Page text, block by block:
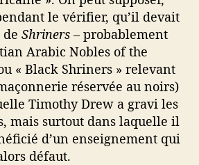
le vérifier, qu’il devait
de Shriners – probablement
Arabic Nobles of the
« Black Shriners » relevant
réservée au noirs)
Timothy Drew a gravi les
mais surtout dans laquelle il
d’un enseignement qui
défaut.